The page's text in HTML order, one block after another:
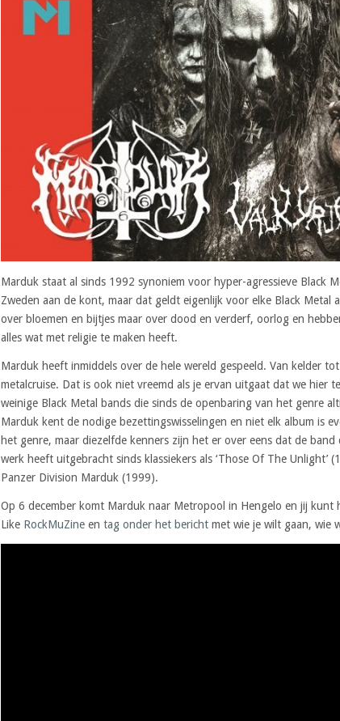
Marduk staat al sinds 1992 synoniem voor hyper-agressieve Black
Zweden aan de kont, maar dat geldt eigenlijk voor elke Black Metal
over bloemen en bijtjes maar over dood en verderf, oorlog en
alles wat met religie te maken heeft.
Marduk heeft inmiddels over de hele wereld gespeeld. Van kelder
metalcruise. Dat is ook niet vreemd als je ervan uitgaat dat we hier
weinige Black Metal bands die sinds de openbaring van het genre
Marduk kent de nodige bezettingswisselingen en niet elk album is
het genre, maar diezelfde kenners zijn het er over eens dat de
werk heeft uitgebracht sinds klassiekers als ‘Those Of The Unlight’
Panzer Division Marduk (1999).
Op 6 december komt Marduk naar Metropool in Hengelo en jij kunt
Like RockMuZine en tag onder het bericht met wie je wilt gaan, wie